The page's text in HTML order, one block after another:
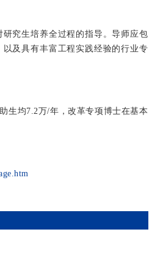
究生培养全过程的指导。导师应包
及具有丰富工程实践经验的行业专
生均7.2万/年，改革专项博士在基本